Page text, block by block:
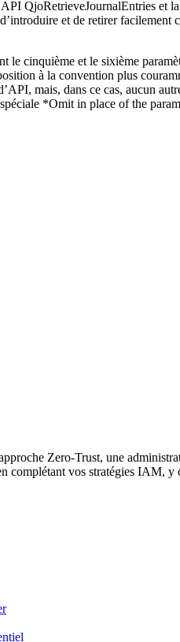
QjoRetrieveJournalEntries et
et de retirer
le cinquième et le sixième
à la convention plus
mais, dans ce cas, aucun
*Omit in place of the
Zero-Trust, une
vos stratégies IAM, y